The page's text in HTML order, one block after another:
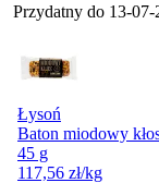
Przydatny do 13-07-
Łysoń
Baton miodowy
45 g
117,56 zł/kg